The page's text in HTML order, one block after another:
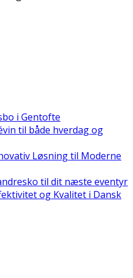
i Gentofte
til både hverdag og
Løsning til Moderne
til dit næste eventyr
og Kvalitet i Dansk